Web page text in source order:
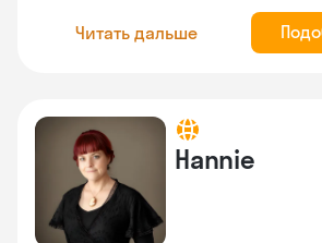
Читать дальше
Hannie